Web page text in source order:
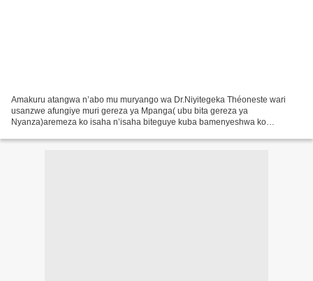
Amakuru atangwa n’abo mu muryango wa Dr.Niyitegeka Théoneste wari
usanzwe afungiye muri gereza ya Mpanga( ubu bita gereza ya
Nyanza)aremeza ko isaha n’isaha biteguye kuba bamenyeshwa ko
yarakorewe...